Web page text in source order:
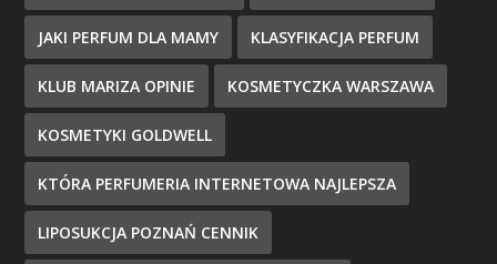
JAKI PERFUM DLA MAMY KLASYFIKACJA PERFUM
KLUB MARIZA OPINIE KOSMETYCZKA WARSZAWA
KOSMETYKI GOLDWELL
KTÓRA PERFUMERIA INTERNETOWA NAJLEPSZA
LIPOSUKCJA POZNAŃ CENNIK